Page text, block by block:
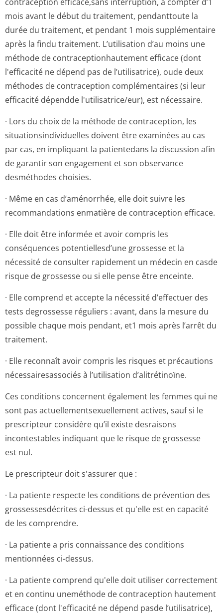
mois avant le début du traitement, pendanttoute la
durée du traitement, et pendant 1 mois supplémentaire
après la findu traitement. L’utilisation d’au moins une
méthode de contraception­hautement efficace (dont
l'efficacité ne dépend pas de l’utilisatrice), oude deux
méthodes de contraception complémentaires (si leur
efficacité dépendde l'utilisatrice/e­ur), est nécessaire.
· Lors du choix de la méthode de contraception, les
situationsindi­viduelles doivent être examinées au cas
par cas, en impliquant la patientedans la discussion afin
de garantir son engagement et son observance
desméthodes choisies.
· Même en cas d’aménorrhée, elle doit suivre les
recommandations enmatière de contraception efficace.
· Elle doit être informée et avoir compris les
conséquences potentiellesd’une grossesse et la
nécessité de consulter rapidement un médecin en casde
risque de grossesse ou si elle pense être enceinte.
· Elle comprend et accepte la nécessité d’effectuer des
tests degrossesse réguliers : avant, dans la mesure du
possible chaque mois pendant, et1 mois après l’arrêt du
traitement.
· Elle reconnaît avoir compris les risques et précautions
nécessairesassociés à l’utilisation d’alitrétinoïne.
Ces conditions concernent également les femmes qui ne
sont pas actuellementse­xuellement actives, sauf si le
prescripteur considère qu’il existe desraisons
incontestables indiquant que le risque de grossesse
est nul.
Le prescripteur doit s'assurer que :
· La patiente respecte les conditions de prévention des
grossessesdécrites ci-dessus et qu'elle est en capacité
de les comprendre.
· La patiente a pris connaissance des conditions
mentionnées ci-dessus.
· La patiente comprend qu'elle doit utiliser correctement
et en continu uneméthode de contraception hautement
efficace (dont l'efficacité ne dépend pasde l’utilisatrice),